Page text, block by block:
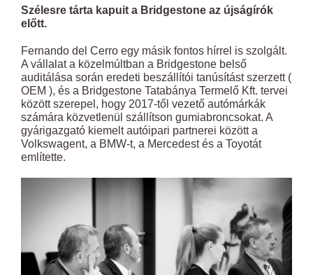
Szélesre tárta kapuit a Bridgestone az újságírók
előtt.
Fernando del Cerro egy másik fontos hírrel is szolgált.
A vállalat a közelmúltban a Bridgestone belső
auditálása során eredeti beszállítói tanúsítást szerzett (
OEM ), és a Bridgestone Tatabánya Termelő Kft. tervei
között szerepel, hogy 2017-től vezető autómárkák
számára közvetlenül szállítson gumiabroncsokat. A
gyárigazgató kiemelt autóipari partnerei között a
Volkswagent, a BMW-t, a Mercedest és a Toyotát
említette.